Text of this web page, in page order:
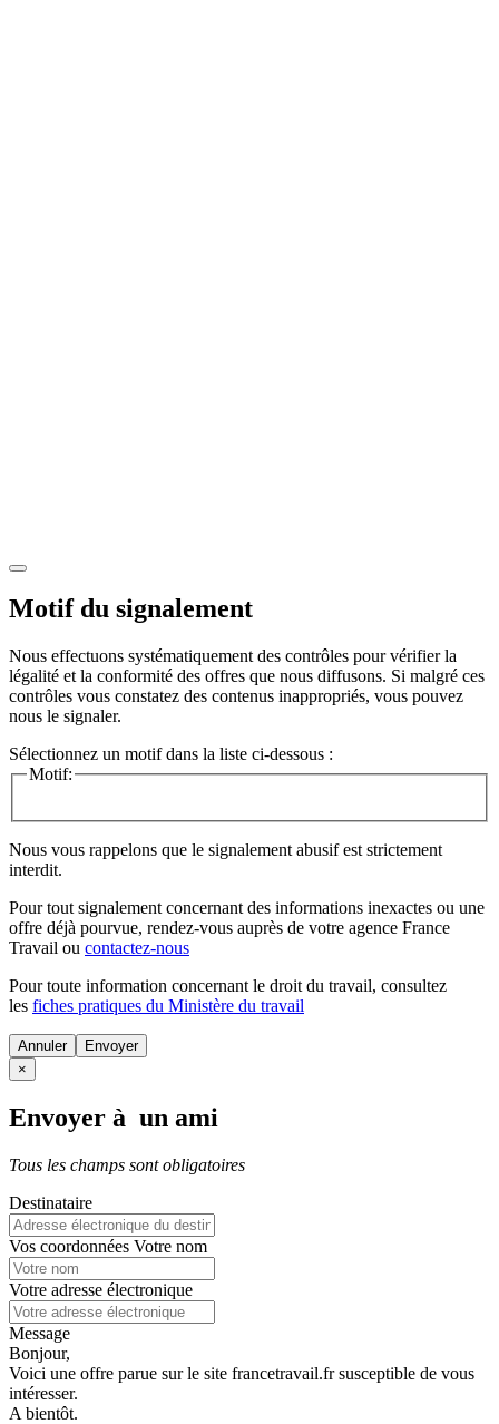
Motif du signalement
Nous effectuons systématiquement des contrôles pour vérifier la
légalité et la conformité des offres que nous diffusons. Si malgré ces
contrôles vous constatez des contenus inappropriés, vous pouvez
nous le signaler.
Sélectionnez un motif dans la liste ci-dessous :
Motif:
Nous vous rappelons que le signalement abusif est strictement
interdit.
Pour tout signalement concernant des informations inexactes ou une
offre déjà pourvue, rendez-vous auprès de votre agence France
Travail ou contactez-nous
Pour toute information concernant le droit du travail, consultez
les fiches pratiques du Ministère du travail
Annuler
×
Envoyer à un ami
Tous les champs sont obligatoires
Destinataire
Vos coordonnées Votre nom
Votre adresse électronique
Message
Bonjour,
Voici une offre parue sur le site francetravail.fr susceptible de vous
intéresser.
A bientôt.